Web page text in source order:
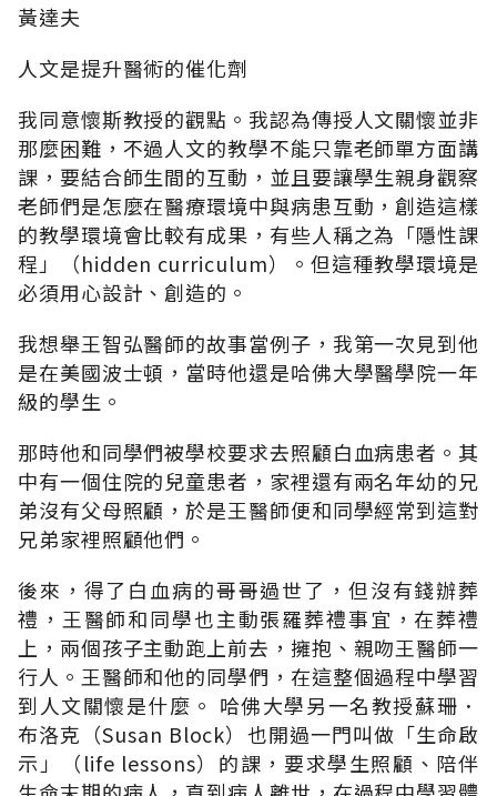
黃達夫
人文是提升醫術的催化劑
我同意懷斯教授的觀點。我認為傳授人文關懷並非
那麼困難，不過人文的教學不能只靠老師單方面講
課，要結合師生間的互動，並且要讓學生親身觀察
老師們是怎麼在醫療環境中與病患互動，創造這樣
的教學環境會比較有成果，有些人稱之為「隱性課
程」（hidden curriculum）。但這種教學環境是
必須用心設計、創造的。
我想舉王智弘醫師的故事當例子，我第一次見到他
是在美國波士頓，當時他還是哈佛大學醫學院一年
級的學生。
那時他和同學們被學校要求去照顧白血病患者。其
中有一個住院的兒童患者，家裡還有兩名年幼的兄
弟沒有父母照顧，於是王醫師便和同學經常到這對
兄弟家裡照顧他們。
後來，得了白血病的哥哥過世了，但沒有錢辦葬
禮，王醫師和同學也主動張羅葬禮事宜，在葬禮
上，兩個孩子主動跑上前去，擁抱、親吻王醫師一
行人。王醫師和他的同學們，在這整個過程中學習
到人文關懷是什麼。 哈佛大學另一名教授蘇珊．
布洛克（Susan Block）也開過一門叫做「生命啟
示」（life lessons）的課，要求學生照顧、陪伴